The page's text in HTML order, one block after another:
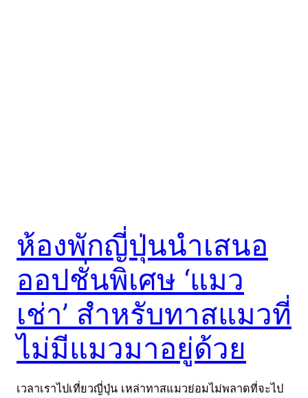
ห้องพักญี่ปุ่นนำเสนอ
ออปชั่นพิเศษ ‘แมว
เช่า’ สำหรับทาสแมวที่
ไม่มีแมวมาอยู่ด้วย
เวลาเราไปเที่ยวญี่ปุ่น เหล่าทาสแมวย่อมไม่พลาดที่จะไป